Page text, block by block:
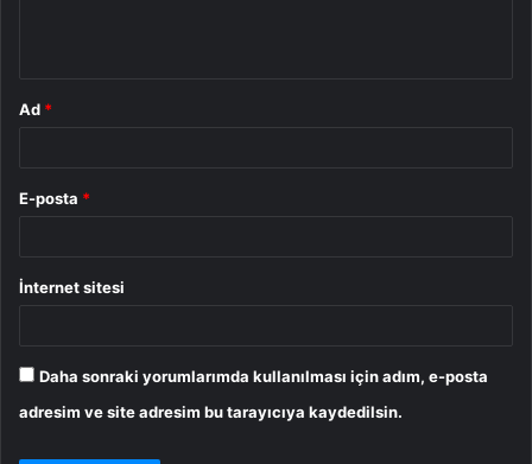
Ad *
E-posta *
İnternet sitesi
Daha sonraki yorumlarımda kullanılması için adım, e-posta
adresim ve site adresim bu tarayıcıya kaydedilsin.